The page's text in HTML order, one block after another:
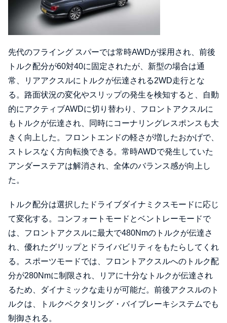
先代のフライング スパーでは常時AWDが採用され、前後
トルク配分が60対40に固定されたが、新型の場合は通
常、リアアクスルにトルクが伝達される2WD走行とな
る。路面状況の変化やスリップの発生を検知すると、自動
的にアクティブAWDに切り替わり、フロントアクスルに
もトルクが伝達され、同時にコーナリングレスポンスも大
きく向上した。フロントエンドの軽さが増したおかげで、
ストレスなく方向転換できる。常時AWDで発生していた
アンダーステアは解消され、全体のバランス感が向上し
た。
トルク配分は選択したドライブダイナミクスモードに応じ
て変化する。コンフォートモードとベントレーモードで
は、フロントアクスルに最大で480Nmのトルクが伝達さ
れ、優れたグリップとドライバビリティをもたらしてくれ
る。スポーツモードでは、フロントアクスルへのトルク配
分が280Nmに制限され、リアに十分なトルクが伝達され
るため、ダイナミックな走りが可能だ。前後アクスルのト
ルクは、トルクベクタリング・バイブレーキシステムでも
制御される。